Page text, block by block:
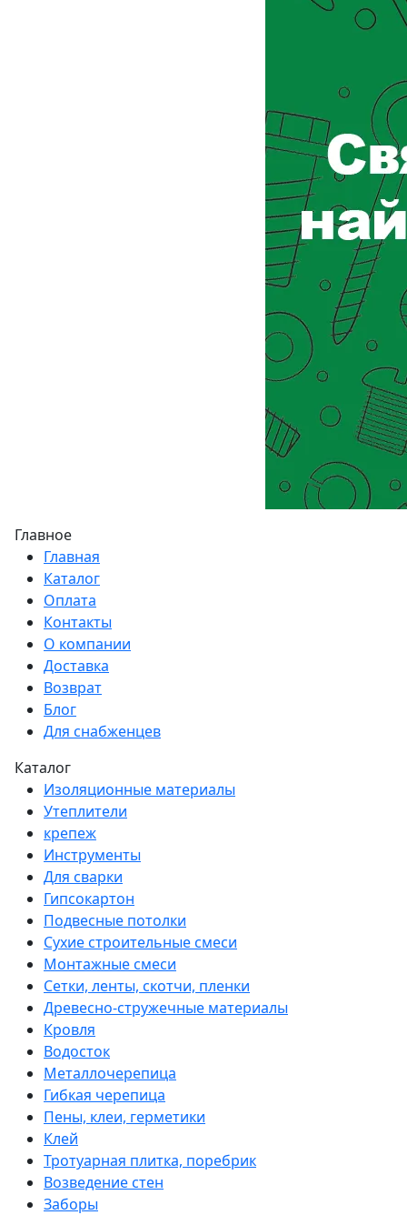
Главное
Главная
Каталог
Оплата
Контакты
О компании
Доставка
Возврат
Блог
Для снабженцев
Каталог
Изоляционные материалы
Утеплители
крепеж
Инструменты
Для сварки
Гипсокартон
Подвесные потолки
Сухие строительные смеси
Монтажные смеси
Сетки, ленты, скотчи, пленки
Древесно-стружечные материалы
Кровля
Водосток
Металлочерепица
Гибкая черепица
Пены, клеи, герметики
Клей
Тротуарная плитка, поребрик
Возведение стен
Заборы